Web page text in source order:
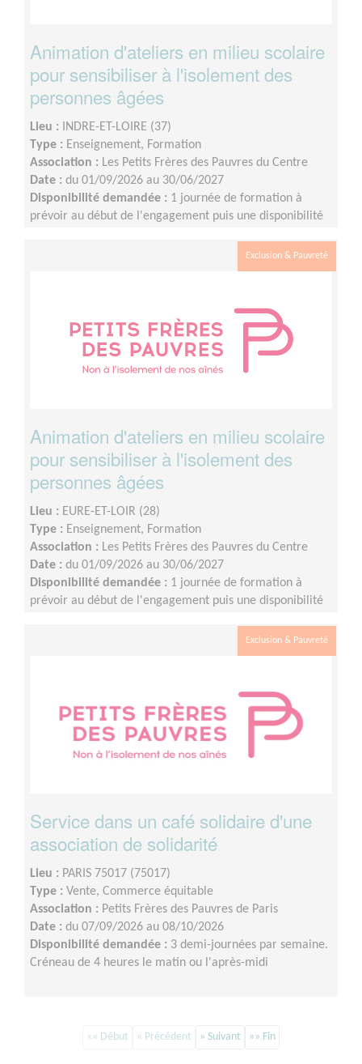
Animation d'ateliers en milieu scolaire
pour sensibiliser à l'isolement des
personnes âgées
Lieu : INDRE-ET-LOIRE (37)
Type : Enseignement, Formation
Association : Les Petits Frères des Pauvres du Centre
Date : du 01/09/2026 au 30/06/2027
Disponibilité demandée : 1 journée de formation à
prévoir au début de l'engagement puis une disponibilité
Exclusion & Pauvreté
Animation d'ateliers en milieu scolaire
pour sensibiliser à l'isolement des
personnes âgées
Lieu : EURE-ET-LOIR (28)
Type : Enseignement, Formation
Association : Les Petits Frères des Pauvres du Centre
Date : du 01/09/2026 au 30/06/2027
Disponibilité demandée : 1 journée de formation à
prévoir au début de l'engagement puis une disponibilité
Exclusion & Pauvreté
Service dans un café solidaire d'une
association de solidarité
Lieu : PARIS 75017 (75017)
Type : Vente, Commerce équitable
Association : Petits Frères des Pauvres de Paris
Date : du 07/09/2026 au 08/10/2026
Disponibilité demandée : 3 demi-journées par semaine.
Créneau de 4 heures le matin ou l'après-midi
«« Début « Précédent » Suivant »» Fin